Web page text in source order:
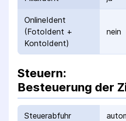
OnlineIdent
(FotoIdent +
KontoIdent)
nein
Steuern:
Besteuerung der
Steuerabfuhr